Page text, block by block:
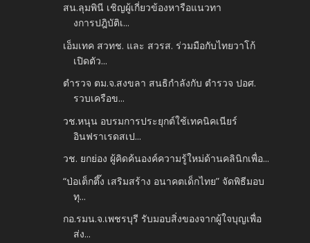
สน.ลุมพินี เชิญผู้เกี่ยวข้องหารือแนวทา
งการปฎิบัติเ...
เอ็มเทค สวทช. และ สวรส. ร่วมมือกับไทยวาโก้
เปิดตัว...
ตำรวจ ตม.จ.สงขลา สนธิกำลังกับ ตำรวจ ปอศ.
รวบเครือข...
วช.หนุน อบรมการประยุกต์ใช้เทคนิคเนียร์
อินฟราเรดสเป...
วช. ยกย่อง ผู้คิดค้นองค์ความรู้ใหม่ด้านคลินิกเพื่อ...
“ป่อเต็กตึ๊ง เสริมสร้าง อนาคตเด็กไทย” จัดพิธีมอบ
ทุ...
กอ.รมน.จ.เพชรบุรี รับมอบสิ่งของจากผู้ใจบุญเพื่อ
ส่ง...